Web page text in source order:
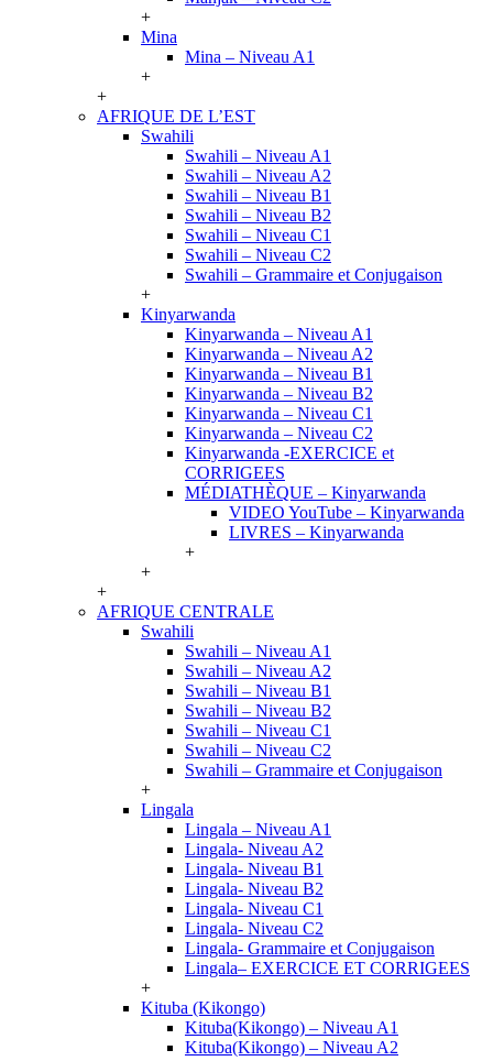
+
Mina
Mina – Niveau A1
+
+
AFRIQUE DE L’EST
Swahili
Swahili – Niveau A1
Swahili – Niveau A2
Swahili – Niveau B1
Swahili – Niveau B2
Swahili – Niveau C1
Swahili – Niveau C2
Swahili – Grammaire et Conjugaison
+
Kinyarwanda
Kinyarwanda – Niveau A1
Kinyarwanda – Niveau A2
Kinyarwanda – Niveau B1
Kinyarwanda – Niveau B2
Kinyarwanda – Niveau C1
Kinyarwanda – Niveau C2
Kinyarwanda -EXERCICE et
CORRIGEES
MÉDIATHÈQUE – Kinyarwanda
VIDEO YouTube – Kinyarwanda
LIVRES – Kinyarwanda
+
+
+
AFRIQUE CENTRALE
Swahili
Swahili – Niveau A1
Swahili – Niveau A2
Swahili – Niveau B1
Swahili – Niveau B2
Swahili – Niveau C1
Swahili – Niveau C2
Swahili – Grammaire et Conjugaison
+
Lingala
Lingala – Niveau A1
Lingala- Niveau A2
Lingala- Niveau B1
Lingala- Niveau B2
Lingala- Niveau C1
Lingala- Niveau C2
Lingala- Grammaire et Conjugaison
Lingala– EXERCICE ET CORRIGEES
+
Kituba (Kikongo)
Kituba(Kikongo) – Niveau A1
Kituba(Kikongo) – Niveau A2